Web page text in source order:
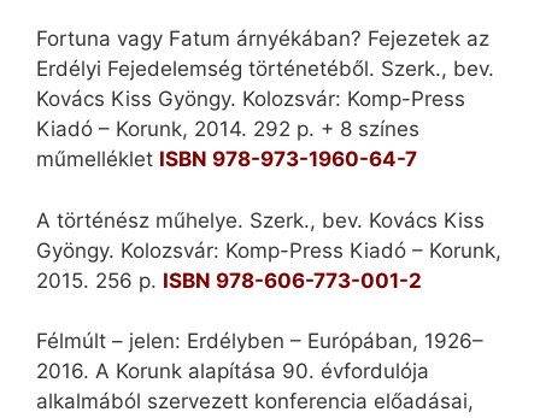
Fortuna vagy Fatum árnyékában? Fejezetek az
Erdélyi Fejedelemség történetéből. Szerk., bev.
Kovács Kiss Gyöngy. Kolozsvár: Komp-Press
Kiadó – Korunk, 2014. 292 p. + 8 színes
műmelléklet ISBN 978-973-1960-64-7
A történész műhelye. Szerk., bev. Kovács Kiss
Gyöngy. Kolozsvár: Komp-Press Kiadó – Korunk,
2015. 256 p. ISBN 978-606-773-001-2
Félmúlt – jelen: Erdélyben – Európában, 1926–
2016. A Korunk alapítása 90. évfordulója
alkalmából szervezett konferencia előadásai,